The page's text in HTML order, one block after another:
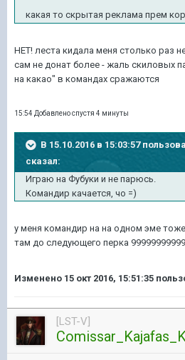
какая то скрытая реклама прем
НЕТ! леста кидала меня столько раз
сам не донат более - жаль скиловых
на какао" в командах сражаются
15:54 Добавлено спустя 4 минуты
В 15.10.2016 в 15:03:57
сказал:
Играю на Фубуки и не парюсь.
Командир качается, чо =)
у меня командир на на одном эме тоже
там до следующего перка
Изменено 15 окт 2016, 15:51:35
[LST-V]